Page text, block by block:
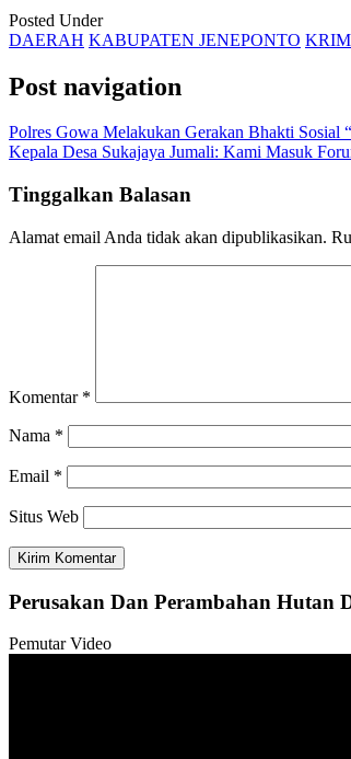
Posted Under
DAERAH KABUPATEN JENEPONTO
Post navigation
Polres Gowa Melakukan Gerakan Bhakti Sosial
Kepala Desa Sukajaya Jumali: Kami Masuk
Tinggalkan Balasan
Alamat email Anda tidak akan dipublikasikan.
Komentar *
Nama *
Email *
Situs Web
Perusakan Dan Perambahan Hutan
Pemutar Video